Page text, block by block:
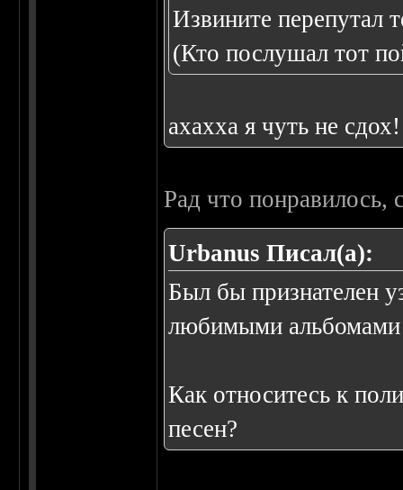
Извините перепутал
(Кто послушал тот
ахахха я чуть не
Рад что понравилось,
Urbanus Писал(а):
Был бы признателен
любимыми
Как относитесь к
песен?